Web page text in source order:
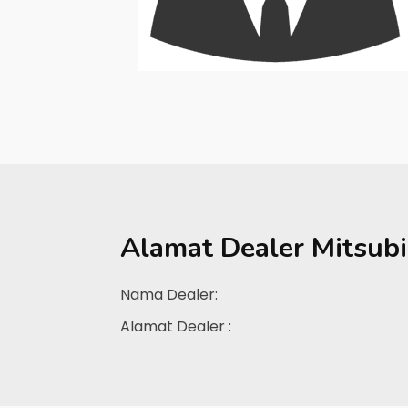
Alamat Dealer
Nama Dealer:
Alamat Dealer :